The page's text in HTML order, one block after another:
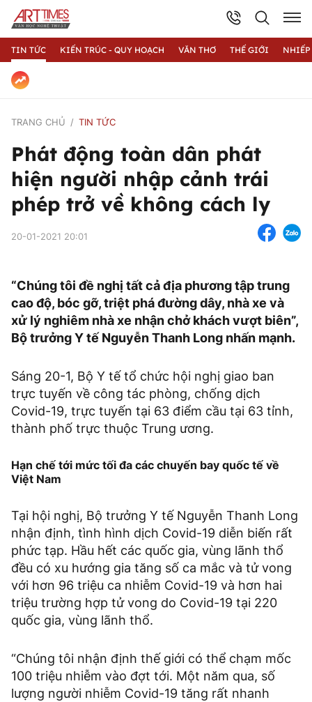
TIN TỨC KIẾN TRÚC - QUY HOẠCH VĂN THƠ THẾ GIỚI
TRANG CHỦ TIN TỨC
Phát động toàn dân phát
hiện người nhập cảnh trái
phép trở về không cách ly
20-01-2021 20:01
“Chúng tôi đề nghị tất cả địa phương tập trung
cao độ, bóc gỡ, triệt phá đường dây, nhà xe và
xử lý nghiêm nhà xe nhận chở khách vượt biên”,
Bộ trưởng Y tế Nguyễn Thanh Long nhấn mạnh.
Sáng 20-1, Bộ Y tế tổ chức hội nghị giao ban
trực tuyến về công tác phòng, chống dịch
Covid-19, trực tuyến tại 63 điểm cầu tại 63 tỉnh,
thành phố trực thuộc Trung ương.
Hạn chế tới mức tối đa các chuyến bay quốc tế về
Việt Nam
Tại hội nghị, Bộ trưởng Y tế Nguyễn Thanh Long
nhận định, tình hình dịch Covid-19 diễn biến rất
phức tạp. Hầu hết các quốc gia, vùng lãnh thổ
đều có xu hướng gia tăng số ca mắc và tử vong
với hơn 96 triệu ca nhiễm Covid-19 và hơn hai
triệu trường hợp tử vong do Covid-19 tại 220
quốc gia, vùng lãnh thổ.
“Chúng tôi nhận định thế giới có thể chạm mốc
100 triệu nhiễm vào đợt tới. Một năm qua, số
lượng người nhiễm Covid-19 tăng rất nhanh